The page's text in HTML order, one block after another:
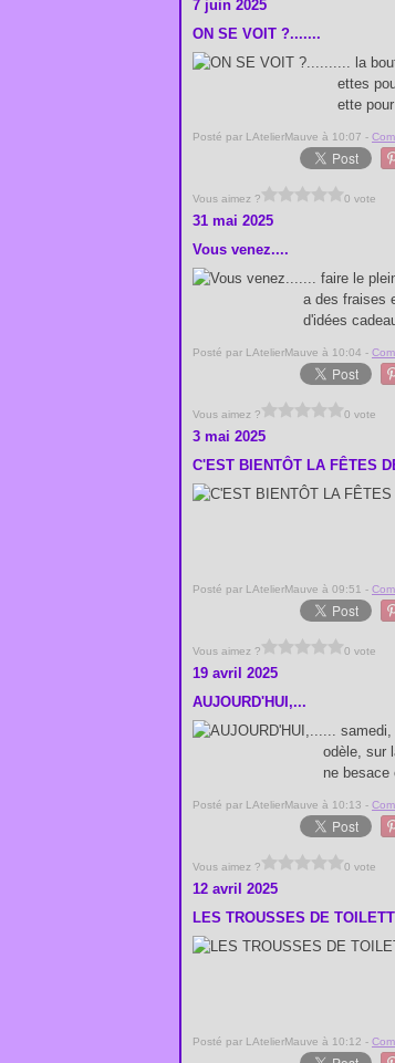
7 juin 2025
ON SE VOIT ?.......
... la
ettes
ette
Posté par LAtelierMauve à 10:07 -
Vous aimez ? 0 vote
31 mai 2025
Vous venez....
... faire le
a des fraises
d'idées
Posté par LAtelierMauve à 10:04 -
Vous aimez ? 0 vote
3 mai 2025
C'EST BIENTÔT LA FÊTES
Posté par LAtelierMauve à 09:51 -
Vous aimez ? 0 vote
19 avril 2025
AUJOURD'HUI,...
...
odèle, sur
ne
Posté par LAtelierMauve à 10:13 -
Vous aimez ? 0 vote
12 avril 2025
LES TROUSSES DE
Posté par LAtelierMauve à 10:12 -